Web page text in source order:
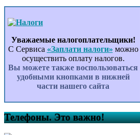
Уважаемые налогоплательщики!
С Сервиса «Заплати налоги» можно
осуществить оплату налогов.
Вы можете также воспользоваться
удобными кнопками в нижней
части нашего сайта
Телефоны. Это важно!